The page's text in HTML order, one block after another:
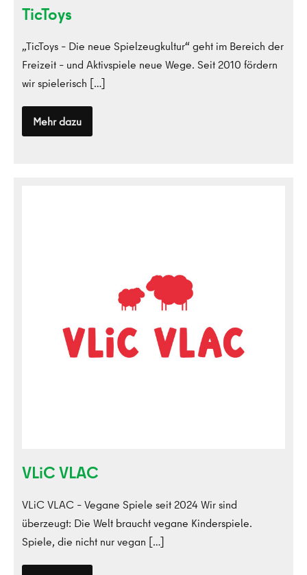
TicToys
„TicToys – Die neue Spielzeugkultur“ geht im Bereich der
Freizeit – und Aktivspiele neue Wege. Seit 2010 fördern
wir spielerisch […]
Mehr dazu
TicToys
VLiC VLAC
VLiC VLAC – Vegane Spiele seit 2024 Wir sind
überzeugt: Die Welt braucht vegane Kinderspiele.
Spiele, die nicht nur vegan […]